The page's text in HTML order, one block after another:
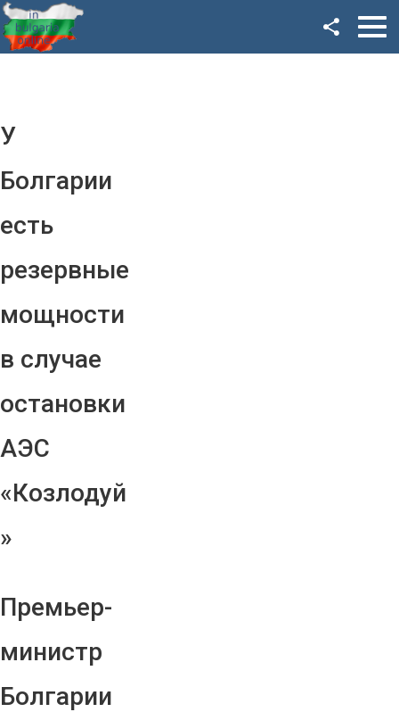
У
Болгарии
есть
резервные
мощности
в случае
остановки
АЭС
«Козлодуй
»
Премьер-
министр
Болгарии